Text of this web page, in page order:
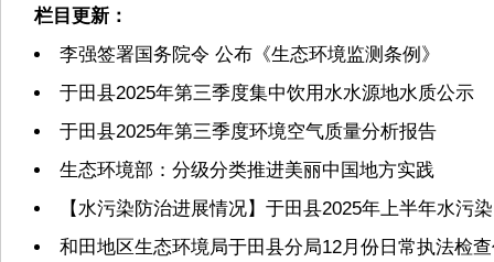
栏目更新：
李强签署国务院令 公布《生态环境监测条例》
于田县2025年第三季度集中饮用水水源地水质公示
于田县2025年第三季度环境空气质量分析报告
生态环境部：分级分类推进美丽中国地方实践
【水污染防治进展情况】于田县2025年上半年水污
和田地区生态环境局于田县分局12月份日常执法检